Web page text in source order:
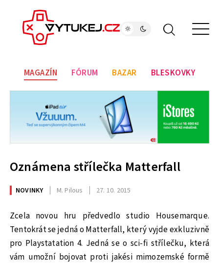
MAGAZÍN FÓRUM BAZAR BLESKOVKY
Oznámena střílečka Matterfall
NOVINKY M. Pilous 27. 10. 2015
Zcela novou hru předvedlo studio Housemarque.
Tentokrát se jedná o Matterfall, který vyjde exkluzivně
pro Playstatation 4. Jedná se o sci-fi střílečku, která
vám umožní bojovat proti jakési mimozemské formě